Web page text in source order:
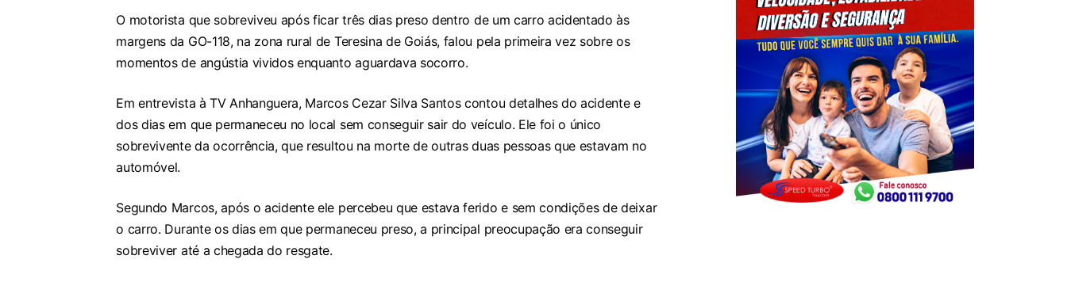
O motorista que sobreviveu após ficar três dias preso dentro de um carro acidentado às
margens da GO-118, na zona rural de Teresina de Goiás, falou pela primeira vez sobre os
momentos de angústia vividos enquanto aguardava socorro.
Em entrevista à TV Anhanguera, Marcos Cezar Silva Santos contou detalhes do acidente e
dos dias em que permaneceu no local sem conseguir sair do veículo. Ele foi o único
sobrevivente da ocorrência, que resultou na morte de outras duas pessoas que estavam no
automóvel.
Segundo Marcos, após o acidente ele percebeu que estava ferido e sem condições de deixar
o carro. Durante os dias em que permaneceu preso, a principal preocupação era conseguir
sobreviver até a chegada do resgate.